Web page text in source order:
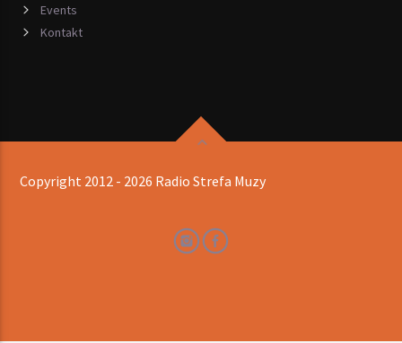
Events
Kontakt
Copyright 2012 - 2026 Radio Strefa Muzy